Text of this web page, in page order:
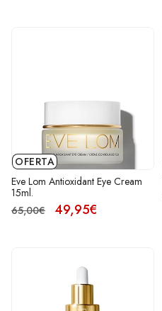
OFERTA
Eve Lom Antioxidant Eye Cream
15ml.
65,00€
49,95€